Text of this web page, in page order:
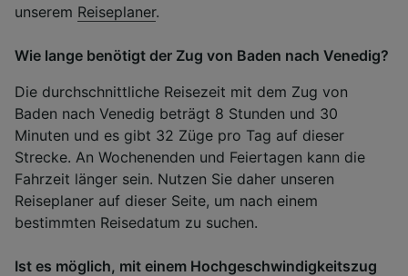
unserem Reiseplaner.
Wie lange benötigt der Zug von Baden nach Venedig?
Die durchschnittliche Reisezeit mit dem Zug von
Baden nach Venedig beträgt 8 Stunden und 30
Minuten und es gibt 32 Züge pro Tag auf dieser
Strecke. An Wochenenden und Feiertagen kann die
Fahrzeit länger sein. Nutzen Sie daher unseren
Reiseplaner auf dieser Seite, um nach einem
bestimmten Reisedatum zu suchen.
Ist es möglich, mit einem Hochgeschwindigkeitszug